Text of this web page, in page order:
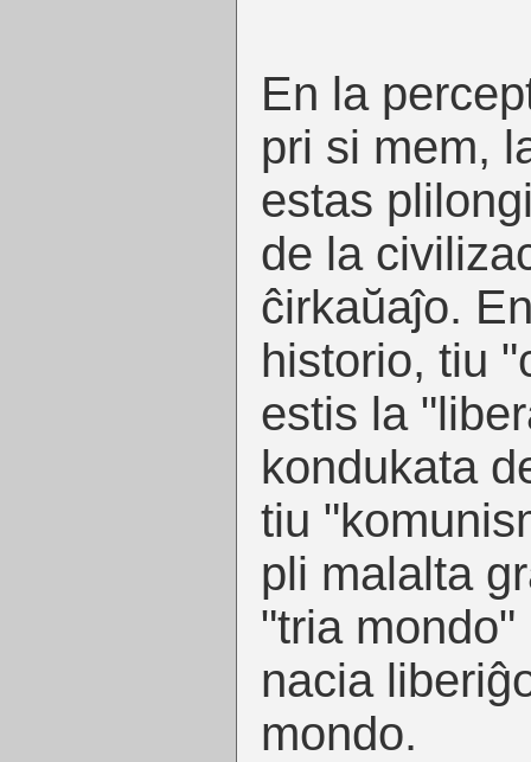
En la
pri si mem,
estas
de la
ĉirkaŭaĵo.
historio, tiu
estis la
kondukata
tiu
pli malalta
"tria
nacia
mondo.